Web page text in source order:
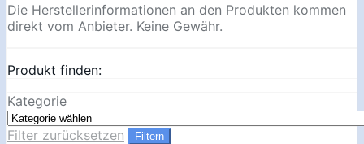
Die Herstellerinformationen an den Produkten kommen
direkt vom Anbieter. Keine Gewähr.
Produkt finden:
Kategorie
Filter zurücksetzen Filtern